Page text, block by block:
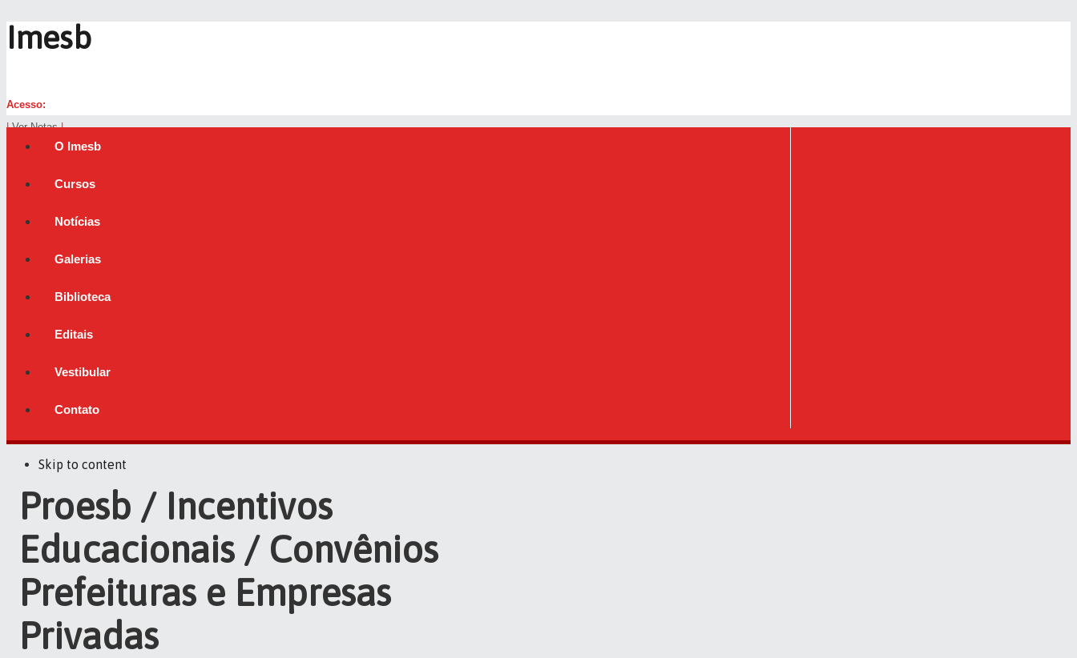
Imesb
Acesso:
|Ver Notas|
O Imesb
Cursos
Notícias
Galerias
Biblioteca
Editais
Vestibular
Contato
Skip to content
Proesb / Incentivos
Educacionais / Convênios
Prefeituras e Empresas
Privadas